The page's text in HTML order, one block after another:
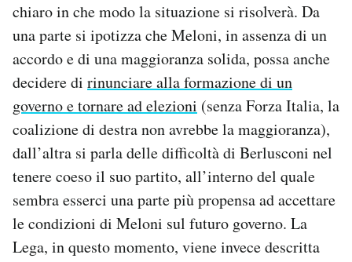
chiaro in che modo la situazione si risolverà. Da
una parte si ipotizza che Meloni, in assenza di un
accordo e di una maggioranza solida, possa anche
decidere di rinunciare alla formazione di un
governo e tornare ad elezioni (senza Forza Italia, la
coalizione di destra non avrebbe la maggioranza),
dall’altra si parla delle difficoltà di Berlusconi nel
tenere coeso il suo partito, all’interno del quale
sembra esserci una parte più propensa ad accettare
le condizioni di Meloni sul futuro governo. La
Lega, in questo momento, viene invece descritta